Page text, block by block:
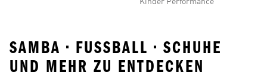
Kinder Performance
SAMBA • FUSSBALL • SCHUHE
UND MEHR ZU ENTDECKEN